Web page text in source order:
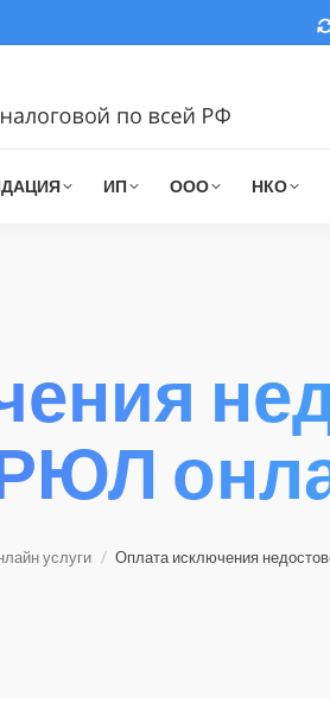
ИП ООО НКО
услуги Оплата исключения